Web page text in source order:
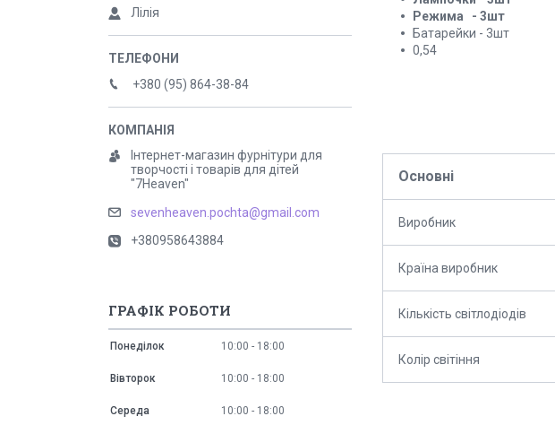
Режима - 3шт
Батарейки - 3шт
0,54
Основні
Виробник
Країна виробник
Кількість світлодіодів
Колір світіння
Лілія
+380 (95) 864-38-84
Інтернет-магазин фурнітури для
творчості і товарів для дітей
"7Heaven"
sevenheaven.pochta@gmail.com
+380958643884
ГРАФІК РОБОТИ
Понеділок 10:00 18:00
Вівторок 10:00 18:00
Середа 10:00 18:00